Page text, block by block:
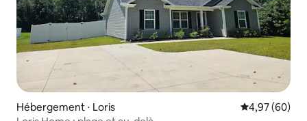
Hébergement ⋅ Loris Évaluation
4,97 (60)